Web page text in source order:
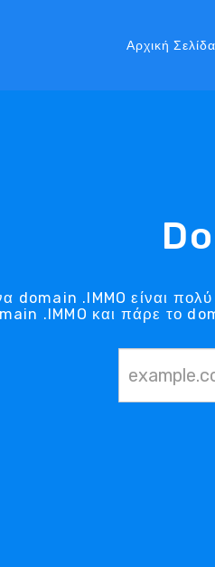
Αρχική Σελίδα
domain .IMMO είναι
.IMMO και πάρε το